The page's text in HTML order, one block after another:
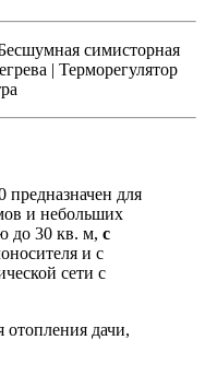
симисторная
| Терморегулятор
для
и небольших
до 30 кв. м, с
и с
сети с
отопления дачи,